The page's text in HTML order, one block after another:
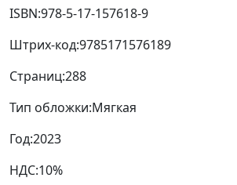
ISBN:978-5-17-157618-9
Штрих-код:9785171576189
Страниц:288
Тип обложки:Мягкая
Год:2023
НДС:10%